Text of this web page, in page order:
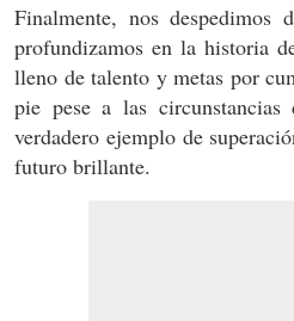
Finalmente, nos despedimos
profundizamos en la historia
lleno de talento y metas por
pie pese a las
verdadero ejemplo de
futuro brillante.